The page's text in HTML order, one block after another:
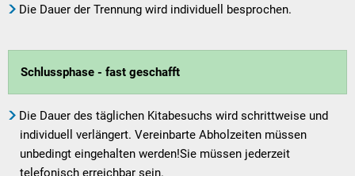
Die Dauer der Trennung wird individuell besprochen.
Schlussphase - fast geschafft
Die Dauer des täglichen Kitabesuchs wird schrittweise und
individuell verlängert. Vereinbarte Abholzeiten müssen
unbedingt eingehalten werden!Sie müssen jederzeit
telefonisch erreichbar sein.